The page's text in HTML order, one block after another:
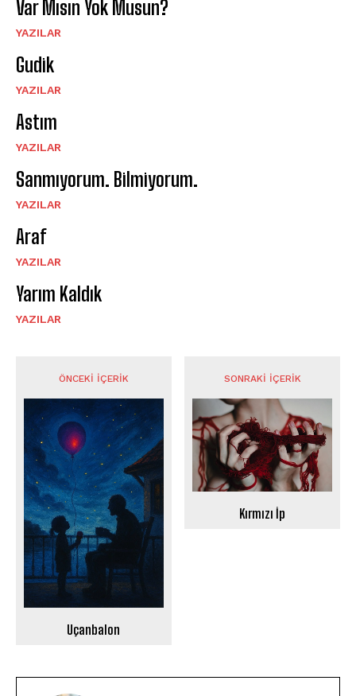
Var Mısın Yok Musun?
YAZILAR
Gudik
YAZILAR
Astım
YAZILAR
Sanmıyorum. Bilmiyorum.
YAZILAR
Araf
YAZILAR
Yarım Kaldık
YAZILAR
ÖNCEKI İÇERIK
Uçanbalon
SONRAKI İÇERIK
Kırmızı İp